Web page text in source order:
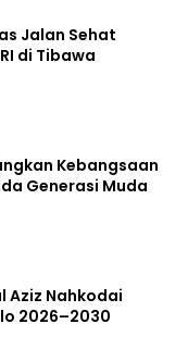
Jalan Sehat
di Tibawa
Kebangsaan
Generasi Muda
Aziz Nahkodai
2026–2030